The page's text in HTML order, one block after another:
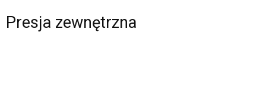
Presja zewnętrzna